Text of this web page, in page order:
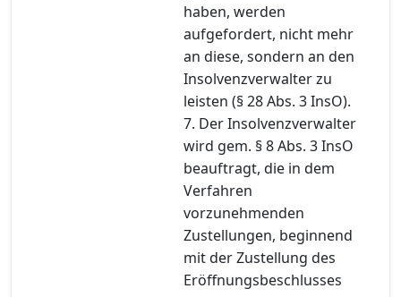
haben, werden
aufgefordert, nicht mehr
an diese, sondern an den
Insolvenzverwalter zu
leisten (§ 28 Abs. 3 InsO).
7. Der Insolvenzverwalter
wird gem. § 8 Abs. 3 InsO
beauftragt, die in dem
Verfahren
vorzunehmenden
Zustellungen, beginnend
mit der Zustellung des
Eröffnungsbeschlusses